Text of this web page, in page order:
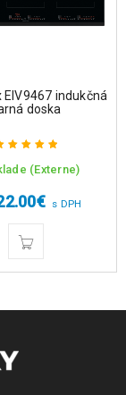
EIV9467 indukčná
doska
Hodnotenie(Externe)
€ s DPH